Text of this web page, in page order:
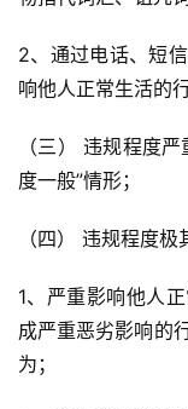
2、通过电话、短
响他人正常生活的行
（三） 违规程度
度一般”情形；
（四） 违规程度
1、严重影响他人
成严重恶劣影响的
为；